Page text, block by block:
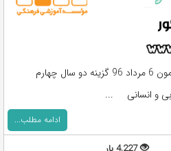
دانلود سوالات و پاسخ تشریحی آزمون 6 مرداد 96 گزینه دو سال چهارم
و انسانی ...
ادامه مطلب...